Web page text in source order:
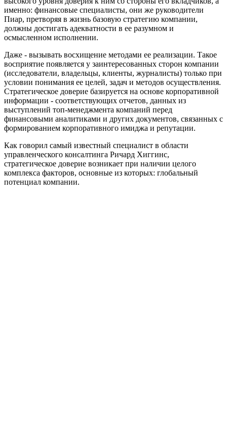
именно: финансовые специалисты, они же руководители
Пиар, претворяя в жизнь базовую стратегию компании,
должны достигать адекватности в ее разумном и
осмысленном исполнении.
Даже - вызывать восхищение методами ее реализации. Такое
восприятие появляется у заинтересованных сторон компании
(исследователи, владельцы, клиенты, журналисты) только при
условии понимания ее целей, задач и методов осуществления.
Стратегическое доверие базируется на основе корпоративной
информации - соответствующих отчетов, данных из
выступлений топ-менеджмента компаний перед
финансовыми аналитиками и других документов, связанных с
формированием корпоративного имиджа и репутации.
Как говорил самый известный специалист в области
управленческого консалтинга Ричард Хиггинс,
стратегическое доверие возникает при наличии целого
комплекса факторов, основные из которых: глобальный
потенциал компании.